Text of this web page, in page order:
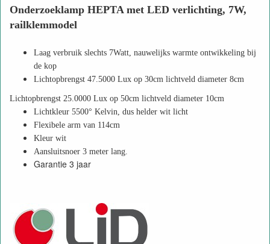
Onderzoeklamp HEPTA met LED verlichting, 7W,
railklemmodel
Laag verbruik slechts 7Watt, nauwelijks warmte ontwikkeling bij
de kop
Lichtopbrengst 47.5000 Lux op 30cm lichtveld diameter 8cm
Lichtopbrengst 25.0000 Lux op 50cm lichtveld diameter 10cm
Lichtkleur 5500° Kelvin, dus helder wit licht
Flexibele arm van 114cm
Kleur wit
Aansluitsnoer 3 meter lang.
Garantie 3 jaar